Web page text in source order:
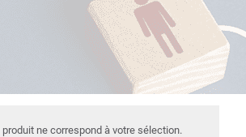
produit ne correspond à votre sélection.